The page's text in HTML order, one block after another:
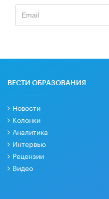
ВЕСТИ ОБРАЗОВАНИЯ
Новости
Колонки
Аналитика
Интервью
Рецензии
Видео